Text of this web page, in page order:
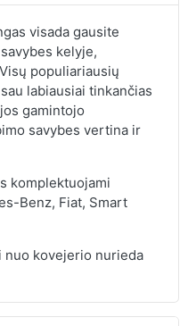
visada gausite
kelyje,
populiariausių
labiausiai tinkančias
gamintojo
savybes vertina ir
komplektuojami
Benz, Fiat, Smart
nuo kovejerio nurieda